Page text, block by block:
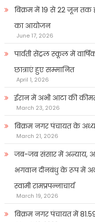
बिक्रम में 19 से 22 जून तक
का आयोजन
June 17, 2026
पार्वती सेंट्रल स्कूल में
छात्राएं हुए सम्मानित
April 1, 2026
ईरान में अभी आटा की
March 23, 2026
बिक्रम नगर पंचायत के
March 21, 2026
जब-जब संसार में अन्याय,
भगवान दीनबंधु के रूप में
स्वामी रामप्रपन्नाचार्य
March 19, 2026
बिक्रम नगर पंचायत में